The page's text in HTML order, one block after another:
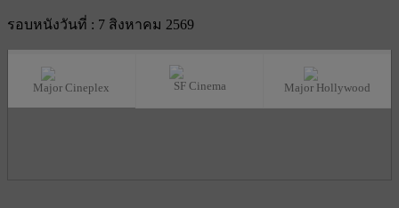
รอบหนังวันที่ : 7 สิงหาคม 2569
Major Cineplex SF Cinema Major Hollywood